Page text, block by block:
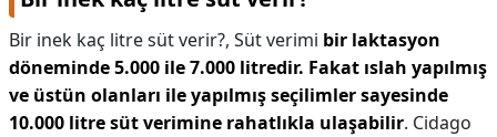
Bir inek kaç litre süt verir?, Süt verimi bir laktasyon
döneminde 5.000 ile 7.000 litredir. Fakat ıslah yapılmış
ve üstün olanları ile yapılmış seçilimler sayesinde
10.000 litre süt verimine rahatlıkla ulaşabilir. Cidago